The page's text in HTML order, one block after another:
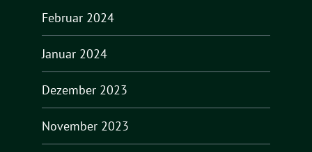
Februar 2024
Januar 2024
Dezember 2023
November 2023